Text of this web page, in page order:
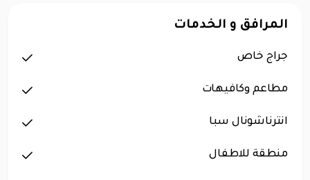
المرافق و الخدمات
جراج خاص
مطاعم وكافيهات
انترناشونال سبا
منطقة للاطفال